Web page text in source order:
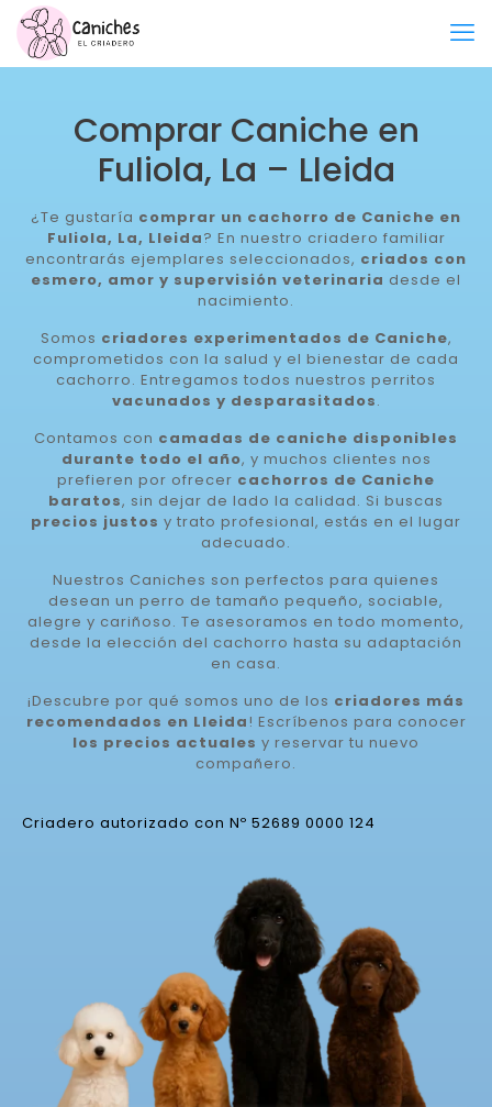
Comprar Caniche en
Fuliola, La – Lleida
¿Te gustaría comprar un cachorro de Caniche en
Fuliola, La, Lleida? En nuestro criadero familiar
encontrarás ejemplares seleccionados, criados con
esmero, amor y supervisión veterinaria desde el
nacimiento.
Somos criadores experimentados de Caniche,
comprometidos con la salud y el bienestar de cada
cachorro. Entregamos todos nuestros perritos
vacunados y desparasitados.
Contamos con camadas de caniche disponibles
durante todo el año, y muchos clientes nos
prefieren por ofrecer cachorros de Caniche
baratos, sin dejar de lado la calidad. Si buscas
precios justos y trato profesional, estás en el lugar
adecuado.
Nuestros Caniches son perfectos para quienes
desean un perro de tamaño pequeño, sociable,
alegre y cariñoso. Te asesoramos en todo momento,
desde la elección del cachorro hasta su adaptación
en casa.
¡Descubre por qué somos uno de los criadores más
recomendados en Lleida! Escríbenos para conocer
los precios actuales y reservar tu nuevo
compañero.
Criadero autorizado con Nº 52689 0000 124